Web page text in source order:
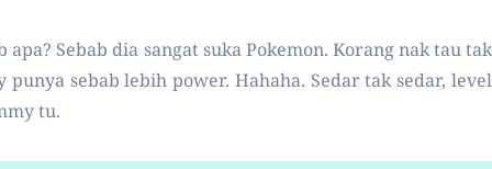
Sebab dia sangat suka Pokemon. Korang nak tau tak
sebab lebih power. Hahaha. Sedar tak sedar, level
tu.